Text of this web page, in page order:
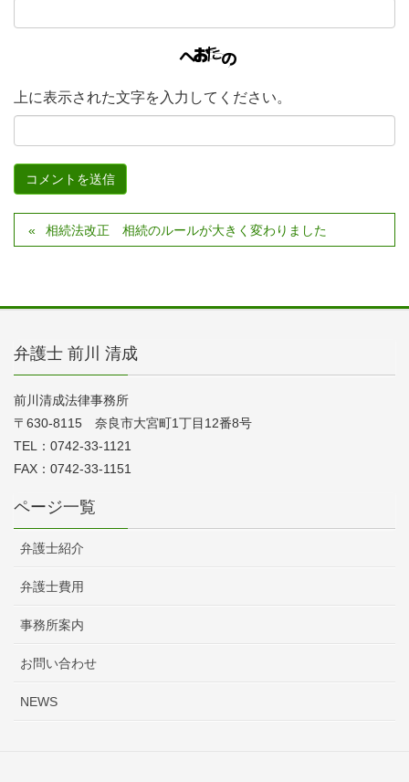
上に表示された文字を入力してください。
相続法改正 相続のルールが大きく変わりました
弁護士 前川 清成
前川清成法律事務所
〒630-8115 奈良市大宮町1丁目12番8号
TEL：0742-33-1121
FAX：0742-33-1151
ページ一覧
弁護士紹介
弁護士費用
事務所案内
お問い合わせ
NEWS